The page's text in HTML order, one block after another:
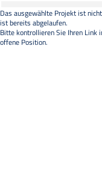
Das ausgewählte Projekt ist
ist bereits abgelaufen.
Bitte kontrollieren Sie Ihren Link
offene Position.